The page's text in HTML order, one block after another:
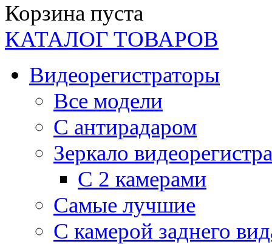
Корзина пуста
КАТАЛОГ ТОВАРОВ
Видеорегистраторы
Все модели
C антирадаром
Зеркало
С 2 камерами
Самые лучшие
С камерой заднего